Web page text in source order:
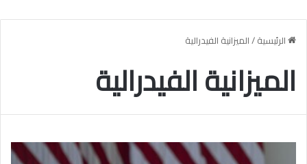
الرئيسية/الميزانية الفيدرالية
الميزانية الفيدرالية